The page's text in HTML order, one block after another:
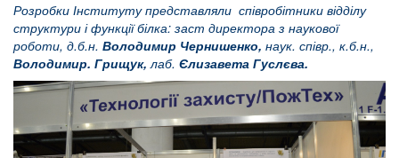
Розробки Інституту представляли співробітники відділу
структури і функції білка: заст директора з наукової
роботи, д.б.н. Володимир Чернишенко, наук. співр., к.б.н.,
Володимир. Грищук, лаб. Єлизавета Гуслєва.